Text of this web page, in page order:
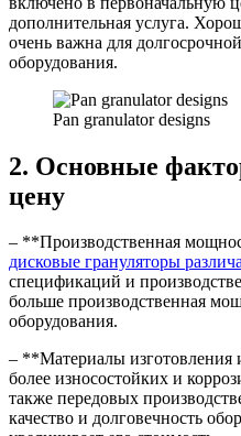
дополнительная услуга.
очень важна для
оборудования.
Pan granulator designs
2. Основные
цену
– **Производственная
дисковые грануляторы
спецификаций и
больше производственная
оборудования.
– **Материалы изготовления
более износостойких и
также передовых
качество и долговечность